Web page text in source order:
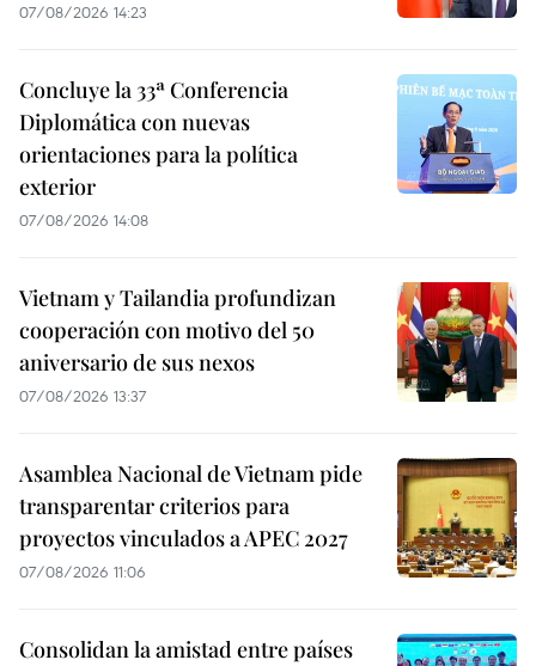
07/08/2026 14:23
Concluye la 33ª Conferencia
Diplomática con nuevas
orientaciones para la política
exterior
07/08/2026 14:08
Vietnam y Tailandia profundizan
cooperación con motivo del 50
aniversario de sus nexos
07/08/2026 13:37
Asamblea Nacional de Vietnam pide
transparentar criterios para
proyectos vinculados a APEC 2027
07/08/2026 11:06
Consolidan la amistad entre países